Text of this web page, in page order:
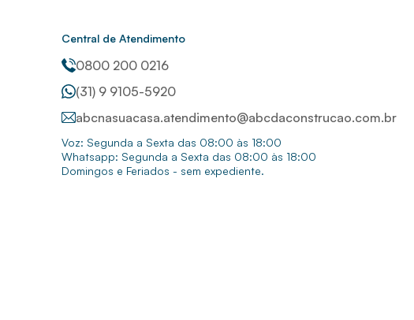
Central de Atendimento
0800 200 0216
(31) 9 9105-5920
abcnasuacasa.atendimento@abcdaconstrucao.com.br
Voz: Segunda a Sexta das 08:00 às 18:00
Whatsapp: Segunda a Sexta das 08:00 às 18:00
Domingos e Feriados - sem expediente.